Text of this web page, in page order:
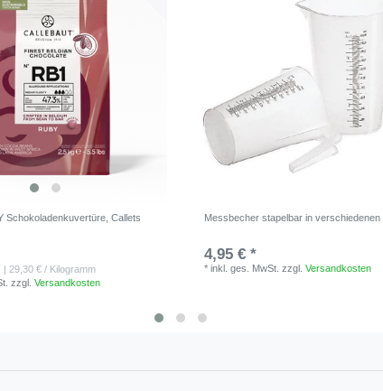
Schokoladenkuvertüre, Callets
| 29,30 € / Kilogramm
zzgl.Versandkosten
Messbecher stapelbar in
4,95 € *
*inkl. ges. MwSt. zzgl.Versandkosten